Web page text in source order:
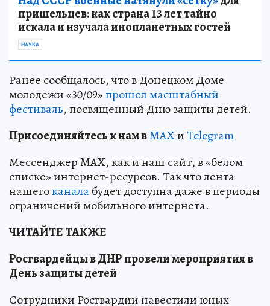
пришельцев: как страна 13 лет тайно
искала и изучала инопланетных гостей
НАУКА
Ранее сообщалось, что в Донецком Доме
молодежи «30/09»прошел масштабный
фестиваль, посвященный Дню защиты детей.
Присоединяйтесь к нам вMAXиTelegram
Мессенджер MAX, как и наш сайт, в «белом
списке» интернет-ресурсов. Так что лента
нашегоканалабудет доступна даже в периоды
ограничений мобильного интернета.
ЧИТАЙТЕ ТАКЖЕ
Росгвардейцы в ДНР провели мероприятия в
День защиты детей
Сотрудники Росгвардии навестили юных